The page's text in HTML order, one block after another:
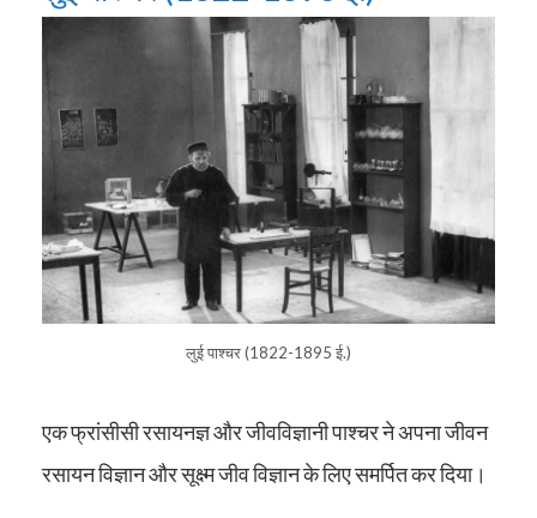
लुई पाश्चर (1822-1895 ई.)
एक फ्रांसीसी रसायनज्ञ और जीवविज्ञानी पाश्चर ने अपना जीवन
रसायन विज्ञान और सूक्ष्म जीव विज्ञान के लिए समर्पित कर दिया।